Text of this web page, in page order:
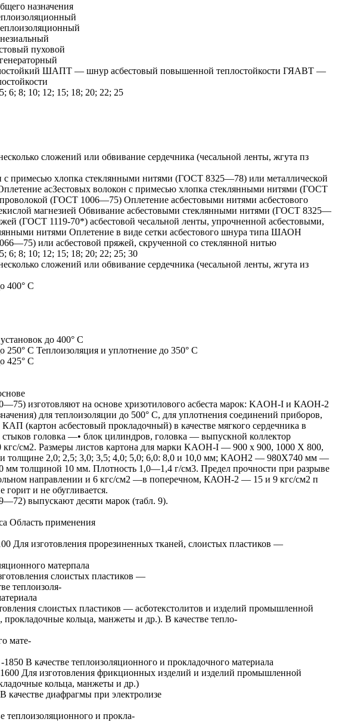
назначения
пуховой
ШАПТ — шнур асбестовый повышенной теплостойкости ГЯАВТ —
6; 8; 10; 12; 15; 18; 20; 22; 25
сложений или обвивание сердечника (чесальной ленты, жгута пз
с примесью хлопка стеклянными нитями (ГОСТ 8325—78) или металлической
асЗестовых волокон с примесью хлопка стеклянными нитями (ГОСТ
(ГОСТ 1006—75) Оплетение асбестовыми нитями асбестового
магнезией Обвивание асбестовыми стеклянными нитями (ГОСТ 8325—
(ГОСТ 1119-70*) асбестовой чесальной ленты, упрочненной асбестовыми,
нитями Оплетение в виде сетки асбестового шнура типа ШАОН
или асбестовой пряжей, скрученной со стеклянной нитью
6; 8; 10; 12; 15; 18; 20; 22; 25; 30
сложений или обвивание сердечника (чесальной ленты, жгута из
400° С
до 400° С
250° С Теплоизоляция и уплотнение до 350° С
425° С
изготовляют на основе хризотилового асбеста марок: KAOH-I и КАОН-2
для теплоизоляции до 500° С, для уплотнения соединений приборов,
(картон асбестовый прокладочный) в качестве мягкого сердечника в
головка —• блок цилиндров, головка — выпускной коллектор
кгс/см2. Размеры листов картона для марки KAOH-I — 900 x 900, 1000 X 800,
толщине 2,0; 2,5; 3,0; 3,5; 4,0; 5,0; 6,0: 8,0 и 10,0 мм; КАОН2 — 980X740 мм —
толщиной 10 мм. Плотность 1,0—1,4 г/см3. Предел прочности при разрыве
направлении и 6 кгс/см2 —в поперечном, КАОН-2 — 15 и 9 кгс/см2 п
и не обугливается.
выпускают десяти марок (табл. 9).
Область применения
Для изготовления прорезиненных тканей, слоистых пластиков —
матерпала
слоистых пластиков —
теплоизоля-
слоистых пластиков — асботекстолитов и изделий промышленной
прокладочные кольца, манжеты и др.). В качестве тепло-
мате-
В качестве теплоизоляционного и прокладочного материала
Для изготовления фрикционных изделий и изделий промышленной
кольца, манжеты и др.)
качестве диафрагмы при электролизе
теплоизоляционного и прокла-